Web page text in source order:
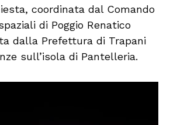
coordinata dal Comando
di Poggio Renatico
dalla Prefettura di Trapani
sull’isola di Pantelleria.